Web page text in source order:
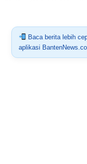
Baca berita lebih
aplikasi